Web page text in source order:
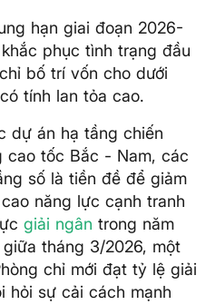
hạn giai đoạn 2026-
phục tình trạng đầu
bố trí vốn cho dưới
tính lan tỏa cao.
dự án hạ tầng chiến
cao tốc Bắc - Nam, các
số là tiền đề để giảm
năng lực cạnh tranh
giải ngân trong năm
tháng 3/2026, một
chỉ mới đạt tỷ lệ giải
hỏi sự cải cách mạnh